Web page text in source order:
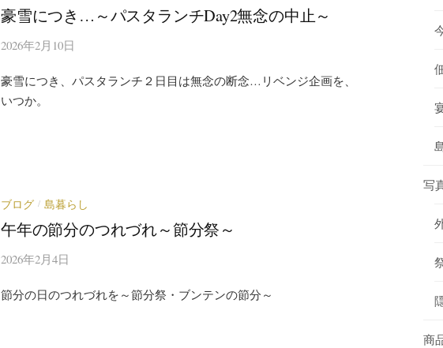
豪雪につき…～パスタランチDay2無念の中止～
2026年2月10日
豪雪につき、パスタランチ２日目は無念の断念…リベンジ企画を、
いつか。
ブログ / 島暮らし
午年の節分のつれづれ～節分祭～
2026年2月4日
節分の日のつれづれを～節分祭・ブンテンの節分～
写
商